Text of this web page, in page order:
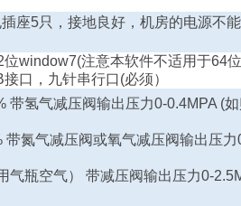
座5只，接地良好，机房的电源不
位window7(注意本软件不适用于64
接口，九针串行口(必须）
带氢气减压阀输出压力0-0.4MPA (
带氮气减压阀或氧气减压阀输出压力
气瓶空气） 带减压阀输出压力0-